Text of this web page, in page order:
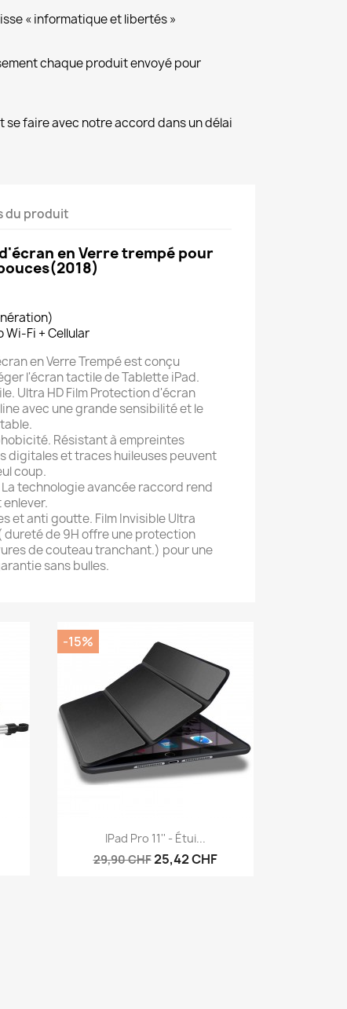
« informatique et libertés »
chaque produit envoyé pour
se faire avec notre accord dans un délai
du produit
en Verre trempé pour
Wi-Fi + Cellular
en Verre Trempé est conçu
l'écran tactile de Tablette iPad.
Ultra HD Film Protection d'écran
avec une grande sensibilité et le
Résistant à empreintes
digitales et traces huileuses peuvent
coup.
technologie avancée raccord rend
et anti goutte. Film Invisible Ultra
dureté de 9H offre une protection
de couteau tranchant.) pour une
sans bulles.
Aperçu rapide
IPad Pro 11'' - Étui...
29,90 CHF25,42 CHF
-15%